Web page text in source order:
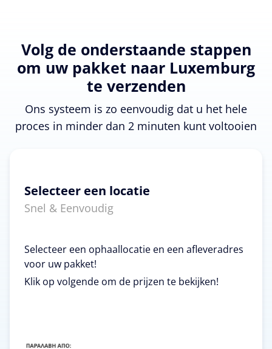
Volg de onderstaande stappen
om uw pakket naar Luxemburg
te verzenden
Ons systeem is zo eenvoudig dat u het hele
proces in minder dan 2 minuten kunt voltooien
Selecteer een locatie
Snel & Eenvoudig
Selecteer een ophaallocatie en een afleveradres
voor uw pakket!
Klik op volgende om de prijzen te bekijken!